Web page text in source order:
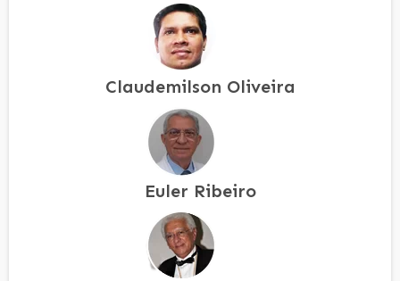
Claudemilson Oliveira
Euler Ribeiro